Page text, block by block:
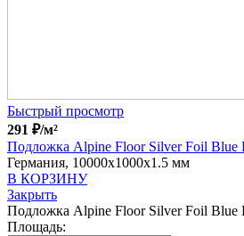
Быстрый просмотр
291 ₽/м²
Подложка Alpine Floor Silver Foil Blue
Германия, 10000x1000x1.5 мм
В КОРЗИНУ
Закрыть
Подложка Alpine Floor Silver Foil Blue
Площадь: